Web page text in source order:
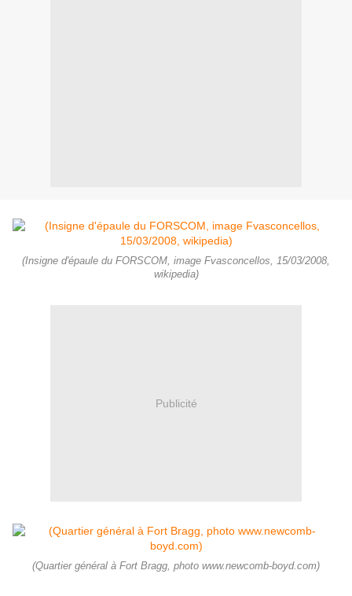
(Insigne d'épaule du FORSCOM, image Fvasconcellos, 15/03/2008,
wikipedia)
Publicité
(Quartier général à Fort Bragg, photo www.newcomb-boyd.com)